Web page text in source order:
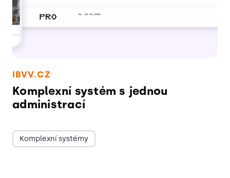
IBVV.CZ
Komplexní systém s jednou
administrací
Komplexní systémy